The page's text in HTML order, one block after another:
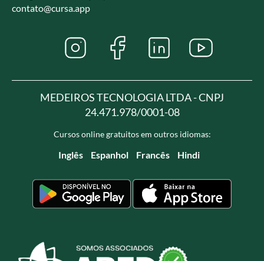
contato@cursa.app
MEDEIROS TECNOLOGIA LTDA - CNPJ
24.471.978/0001-08
Cursos online gratuitos em outros idiomas:
Inglês Espanhol Francês Hindi